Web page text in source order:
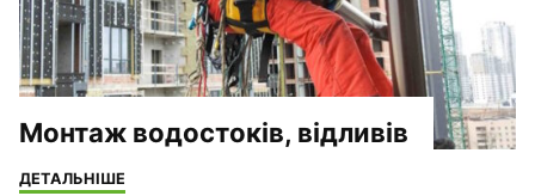
Монтаж водостоків, відливів
ДЕТАЛЬНІШЕ